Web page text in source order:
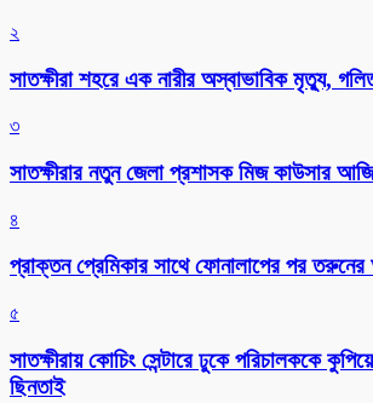
২
সাতক্ষীরা শহরে এক নারীর অস্বাভাবিক মৃত্যু,
৩
সাতক্ষীরার নতুন জেলা প্রশাসক মিজ কাউসার
৪
প্রাক্তন প্রেমিকার সাথে ফোনালাপের পর তরুনের
৫
সাতক্ষীরায় কোচিং সেন্টারে ঢুকে পরিচালককে
ছিনতাই